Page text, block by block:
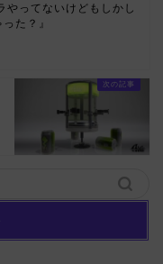
やってないけどもしかし
た？』